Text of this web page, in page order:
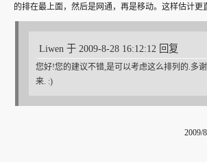
的排在最上面，然后是网通，再是移动。这样估计更
Liwen 于 2009-8-28 16:12:12 回复
您好!您的建议不错,是可以考虑这么排列的.多
来. :)
2009/